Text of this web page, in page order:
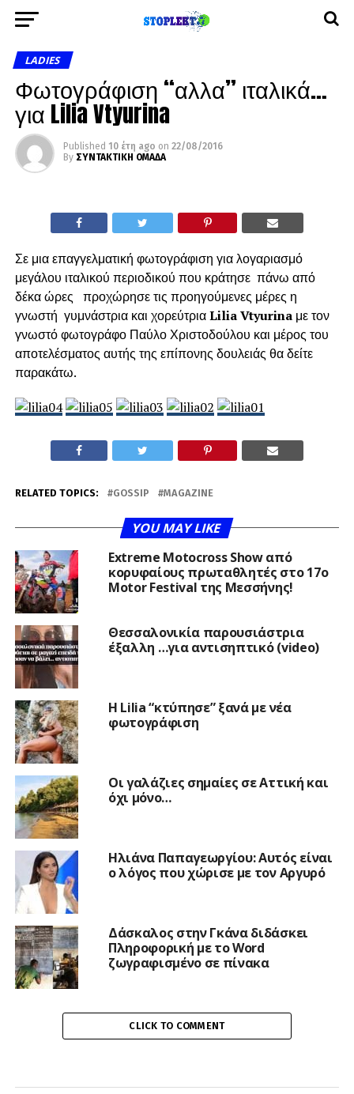
LADIES
Φωτογράφιση “αλλα” ιταλικά…
για Lilia Vtyurina
Published 10 έτη ago on 22/08/2016
By ΣΥΝΤΑΚΤΙΚΗ ΟΜΑΔΑ
Σε μια επαγγελματική φωτογράφιση για λογαριασμό
μεγάλου ιταλικού περιοδικού που κράτησε πάνω από
δέκα ώρες προχώρησε τις προηγούμενες μέρες η
γνωστή γυμνάστρια και χορεύτριαLilia Vtyurinaμε τον
γνωστό φωτογράφο Παύλο Χριστοδούλου και μέρος του
αποτελέσματος αυτής της επίπονης δουλειάς θα δείτε
παρακάτω.
RELATED TOPICS: GOSSIP MAGAZINE
YOU MAY LIKE
Extreme Motocross Show από
κορυφαίους πρωταθλητές στο 17ο
Motor Festival της Μεσσήνης!
Θεσσαλονικία παρουσιάστρια
έξαλλη …για αντισηπτικό (video)
Η Lilia “κτύπησε” ξανά με νέα
φωτογράφιση
Οι γαλάζιες σημαίες σε Αττική και
όχι μόνο…
Ηλιάνα Παπαγεωργίου: Αυτός είναι
ο λόγος που χώρισε με τον Αργυρό
Δάσκαλος στην Γκάνα διδάσκει
Πληροφορική με το Word
ζωγραφισμένο σε πίνακα
CLICK TO COMMENT